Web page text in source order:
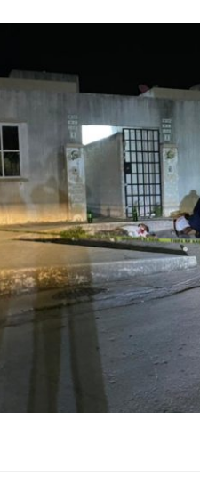
Refuerzan seguridad
mantenimiento y
rehabilitación de
Cancún
Redacción 17 horas ago